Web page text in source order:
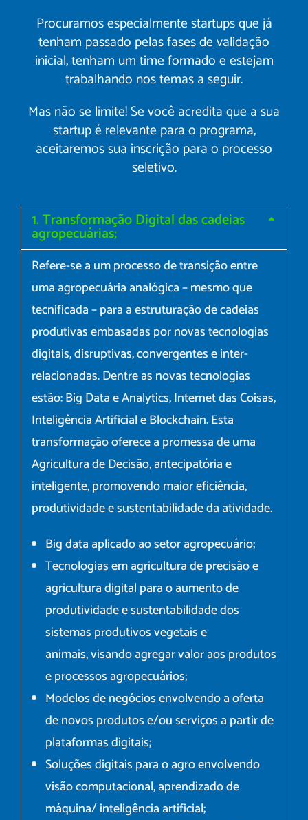
Procuramos especialmente startups que já
tenham passado pelas fases de validação
inicial, tenham um time formado e estejam
trabalhando nos temas a seguir.
Mas não se limite! Se você acredita que a sua
startup é relevante para o programa,
aceitaremos sua inscrição para o processo
seletivo.
1. Transformação Digital das cadeias
agropecuárias;
Refere-se a um processo de transição entre
uma agropecuária analógica – mesmo que
tecnificada – para a estruturação de cadeias
produtivas embasadas por novas tecnologias
digitais, disruptivas, convergentes e inter-
relacionadas. Dentre as novas tecnologias
estão: Big Data e Analytics, Internet das Coisas,
Inteligência Artificial e Blockchain. Esta
transformação oferece a promessa de uma
Agricultura de Decisão, antecipatória e
inteligente, promovendo maior eficiência,
produtividade e sustentabilidade da atividade.
Big data aplicado ao setor agropecuário;
Tecnologias em agricultura de precisão e
agricultura digital para o aumento de
produtividade e sustentabilidade dos
sistemas produtivos vegetais e
animais, visando agregar valor aos produtos
e processos agropecuários;
Modelos de negócios envolvendo a oferta
de novos produtos e/ou serviços a partir de
plataformas digitais;
Soluções digitais para o agro envolvendo
visão computacional, aprendizado de
máquina/ inteligência artificial;